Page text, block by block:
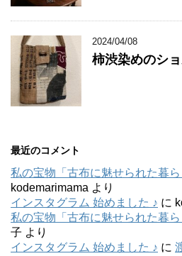
2024/04/08
柿渋染めのシ
最近のコメント
私の宝物「古布に魅せられた暮ら
kodemarimama より
インスタグラム 始めました ♪ に
私の宝物「古布に魅せられた暮ら
子 より
インスタグラム 始めました ♪ に